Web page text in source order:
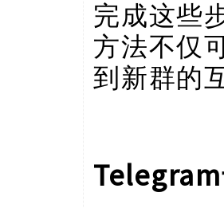
完成这些
方法不仅
到新群的